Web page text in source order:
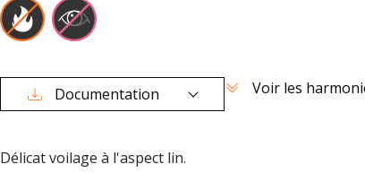
Documentation Voir les
Délicat voilage à l'aspect lin.